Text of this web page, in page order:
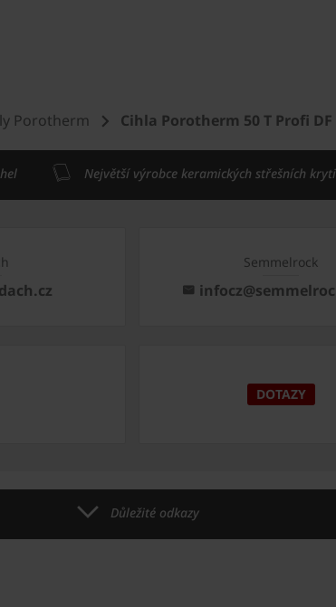
Porotherm Cihla Porotherm 50 T Profi
Největší výrobce keramických střešních
Semmelrock
DOTAZY
Důležité odkazy